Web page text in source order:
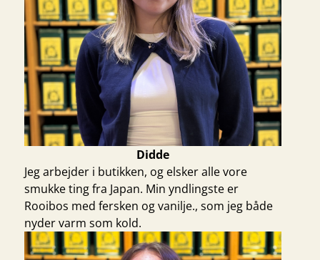
Didde
Jeg arbejder i butikken, og elsker alle vore
smukke ting fra Japan. Min yndlingste er
Rooibos med fersken og vanilje., som jeg både
nyder varm som kold.